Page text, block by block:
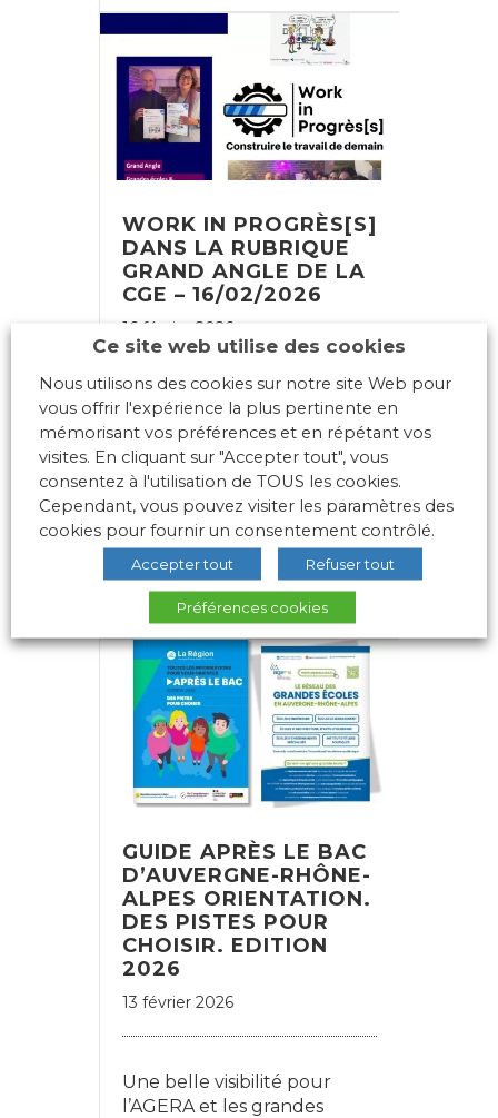
WORK IN PROGRÈS[S]
DANS LA RUBRIQUE
GRAND ANGLE DE LA
CGE – 16/02/2026
16 février 2026
Coup de projecteur sur le
projet Work in Progrès[s]
dans la rubrique Grand
Angle de la Conférence des
Grandes Ecoles (CGE). La
CGE (www.cge.asso.fr) ...
Lire plus
GUIDE APRÈS LE BAC
D’AUVERGNE-RHÔNE-
ALPES ORIENTATION.
DES PISTES POUR
CHOISIR. EDITION
2026
13 février 2026
Une belle visibilité pour
l’AGERA et les grandes
Ce site web utilise des cookies
Nous utilisons des cookies sur notre site Web pour
vous offrir l'expérience la plus pertinente en
mémorisant vos préférences et en répétant vos
visites. En cliquant sur "Accepter tout", vous
consentez à l'utilisation de TOUS les cookies.
Cependant, vous pouvez visiter les paramètres des
cookies pour fournir un consentement contrôlé.
Accepter tout Refuser tout
Préférences cookies